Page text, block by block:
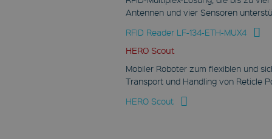
Antennen und vier Sensoren
RFID Reader LF-134-ETH-MUX4
HERO Scout
Mobiler Roboter zum flexiblen und
Transport und Handling von Reticle
HERO Scout